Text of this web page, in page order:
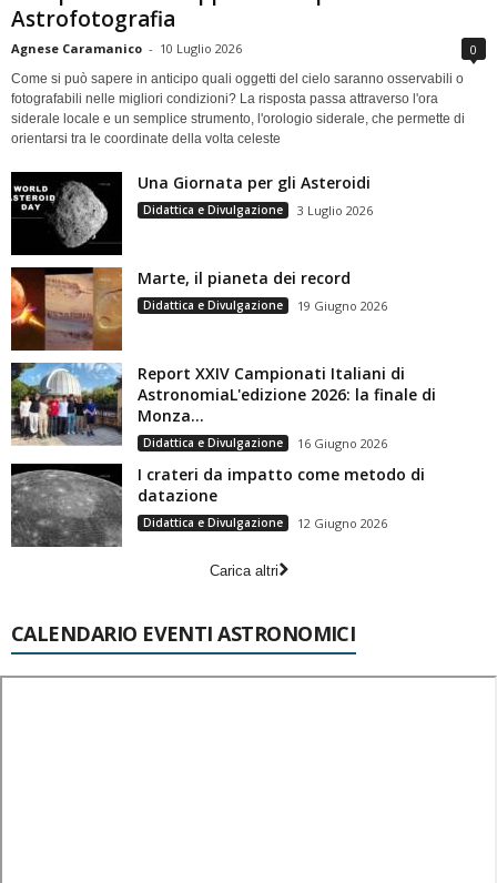
Astrofotografia
Agnese Caramanico - 10 Luglio 2026 0
Come si può sapere in anticipo quali oggetti del cielo saranno osservabili o
fotografabili nelle migliori condizioni? La risposta passa attraverso l'ora
siderale locale e un semplice strumento, l'orologio siderale, che permette di
orientarsi tra le coordinate della volta celeste
Una Giornata per gli Asteroidi
Didattica e Divulgazione 3 Luglio 2026
Marte, il pianeta dei record
Didattica e Divulgazione 19 Giugno 2026
Report XXIV Campionati Italiani di
AstronomiaL'edizione 2026: la finale di
Monza...
Didattica e Divulgazione 16 Giugno 2026
I crateri da impatto come metodo di
datazione
Didattica e Divulgazione 12 Giugno 2026
Carica altri
CALENDARIO EVENTI ASTRONOMICI